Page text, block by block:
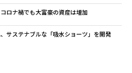
ロナ禍でも大富豪の資産は増加
サステナブルな「吸水ショーツ」を開発